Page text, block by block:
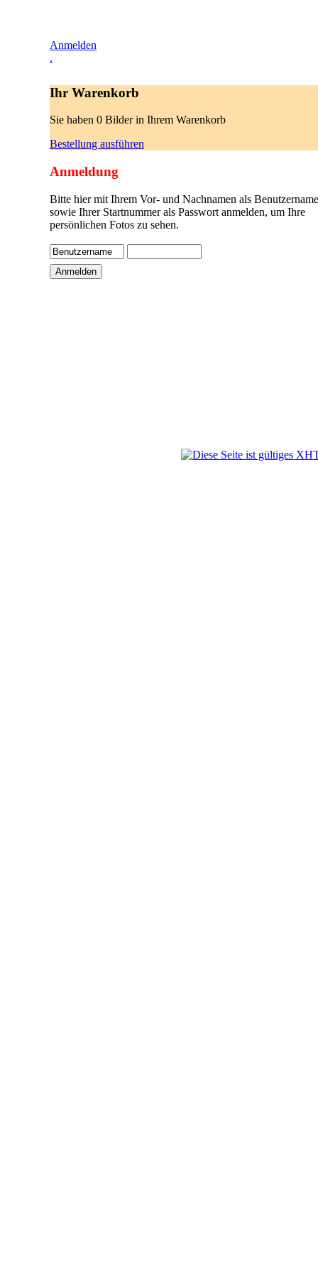
Anmelden
.
Ihr Warenkorb
Sie haben 0 Bilder in Ihrem Warenkorb
Bestellung ausführen
Anmeldung
Bitte hier mit Ihrem Vor- und Nachnamen als
sowie Ihrer Startnummer als Passwort anmelden, um Ihre
persönlichen Fotos zu sehen.